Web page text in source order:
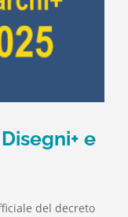
e
del decreto